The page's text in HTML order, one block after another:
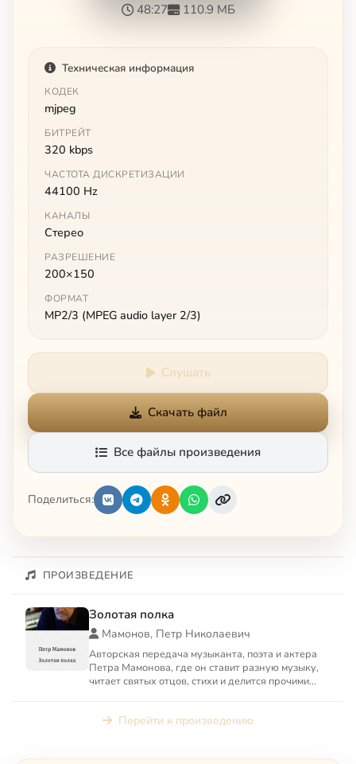
48:27 110.9 МБ
Техническая информация
КОДЕК
mjpeg
БИТРЕЙТ
320 kbps
ЧАСТОТА ДИСКРЕТИЗАЦИИ
44100 Hz
КАНАЛЫ
Стерео
РАЗРЕШЕНИЕ
200×150
ФОРМАТ
MP2/3 (MPEG audio layer 2/3)
Слушать
Скачать файл
Все файлы произведения
Поделиться:
ПРОИЗВЕДЕНИЕ
Золотая полка
Мамонов, Петр Николаевич
Авторская передача музыканта, поэта и актера
Петра Мамонова, где он ставит разную музыку,
читает святых отцов, стихи и делится прочими
Перейти к произведению